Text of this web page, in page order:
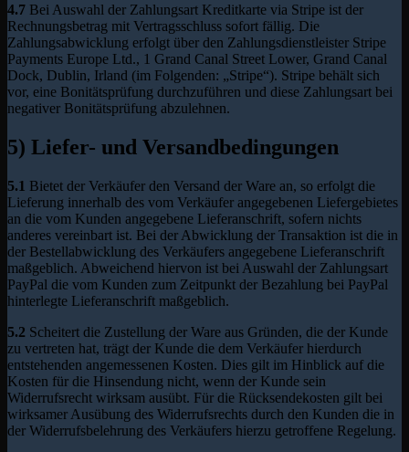
4.7 Bei Auswahl der Zahlungsart Kreditkarte via Stripe ist der
Rechnungsbetrag mit Vertragsschluss sofort fällig. Die
Zahlungsabwicklung erfolgt über den Zahlungsdienstleister Stripe
Payments Europe Ltd., 1 Grand Canal Street Lower, Grand Canal
Dock, Dublin, Irland (im Folgenden: „Stripe“). Stripe behält sich
vor, eine Bonitätsprüfung durchzuführen und diese Zahlungsart bei
negativer Bonitätsprüfung abzulehnen.
5) Liefer- und Versandbedingungen
5.1 Bietet der Verkäufer den Versand der Ware an, so erfolgt die
Lieferung innerhalb des vom Verkäufer angegebenen Liefergebietes
an die vom Kunden angegebene Lieferanschrift, sofern nichts
anderes vereinbart ist. Bei der Abwicklung der Transaktion ist die in
der Bestellabwicklung des Verkäufers angegebene Lieferanschrift
maßgeblich. Abweichend hiervon ist bei Auswahl der Zahlungsart
PayPal die vom Kunden zum Zeitpunkt der Bezahlung bei PayPal
hinterlegte Lieferanschrift maßgeblich.
5.2 Scheitert die Zustellung der Ware aus Gründen, die der Kunde
zu vertreten hat, trägt der Kunde die dem Verkäufer hierdurch
entstehenden angemessenen Kosten. Dies gilt im Hinblick auf die
Kosten für die Hinsendung nicht, wenn der Kunde sein
Widerrufsrecht wirksam ausübt. Für die Rücksendekosten gilt bei
wirksamer Ausübung des Widerrufsrechts durch den Kunden die in
der Widerrufsbelehrung des Verkäufers hierzu getroffene Regelung.